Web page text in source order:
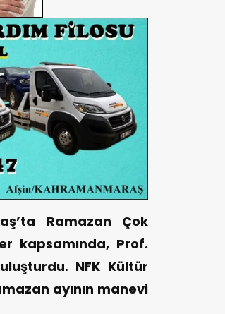
Ramazan Çok
kapsamında, Prof.
NFK Kültür
ayının manevi